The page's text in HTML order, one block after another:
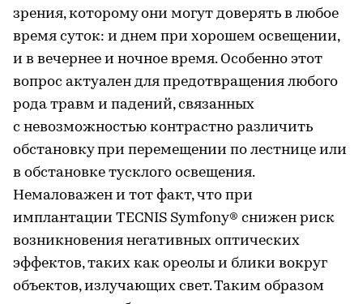
зрения, которому они могут доверять в любое
время суток: и днем при хорошем освещении,
и в вечернее и ночное время. Особенно этот
вопрос актуален для предотвращения любого
рода травм и падений, связанных
с невозможностью контрастно различить
обстановку при перемещении по лестнице или
в обстановке тусклого освещения.
Немаловажен и тот факт, что при
имплантации TECNIS Symfony® снижен риск
возникновения негативных оптических
эффектов, таких как ореолы и блики вокруг
объектов, излучающих свет. Таким образом